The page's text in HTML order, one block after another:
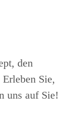
den
Sie,
uns auf Sie!